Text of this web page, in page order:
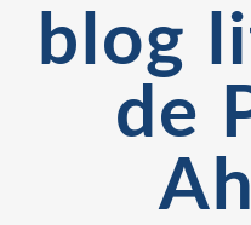
blog
de